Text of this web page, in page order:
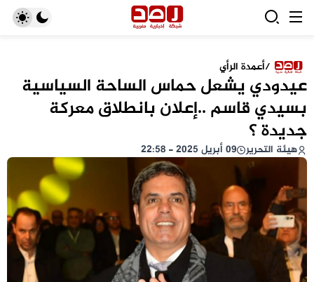
/أعمدة الرأي
عيدودي يشعل حماس الساحة السياسية
بسيدي قاسم ..إعلان بانطلاق معركة
جديدة ؟
هيئة التحرير 09 أبريل 2025 - 22:58